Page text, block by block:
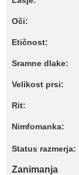
Oči:
Etičnost:
Sramne dlake:
Velikost prsi:
Rit:
Nimfomanka:
Status razmerja:
Zanimanja